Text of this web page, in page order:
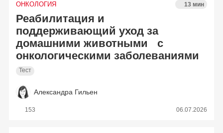
ОНКОЛОГИЯ 13 мин
Реабилитация и
поддерживающий уход за
домашними животными с
онкологическими заболеваниями
Тест
Александра Гильен
153 06.07.2026